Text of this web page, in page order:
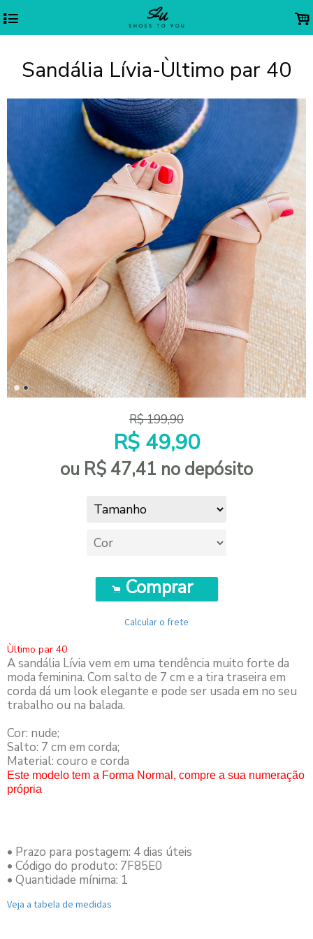
4 .
Sandália Lívia-Ùltimo par 40
R$199,90
R$ 49,90
ou R$ 47,41 no depósito
. Comprar
Calcular o frete
Ùltimo par 40
A sandália Lívia vem em uma tendência muito forte da
moda feminina. Com salto de 7 cm e a tira traseira em
corda dá um look elegante e pode ser usada em no seu
trabalho ou na balada.
Cor: nude;
Salto: 7 cm em corda;
Material: couro e corda
Este modelo tem a Forma Normal, compre a sua numeração
própria
• Prazo para postagem: 4 dias úteis
• Código do produto: 7F85E0
• Quantidade mínima: 1
Veja a tabela de medidas